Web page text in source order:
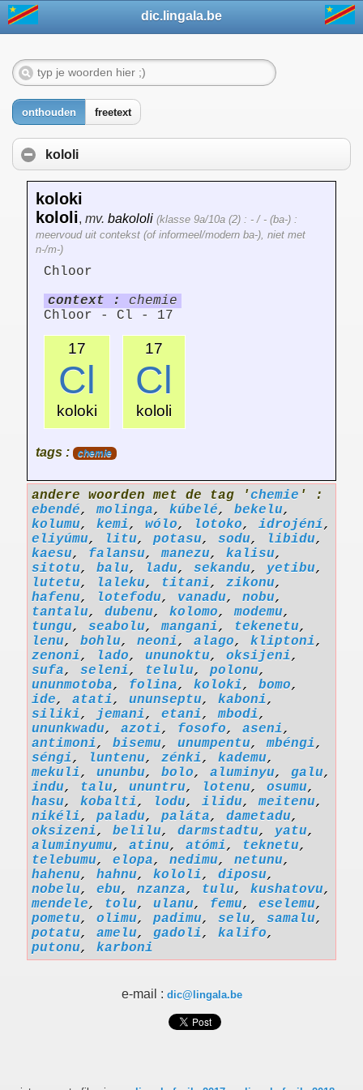
dic.lingala.be
onthouden freetext
kololi
koloki
kololi, mv. bakololi (klasse 9a/10a (2) : - / - (ba-) :
meervoud uit contekst (of informeel/modern ba-), niet met
n-/m-)
Chloor
context :
chemie
Chloor - Cl - 17
17
Cl
koloki
17
Cl
kololi
tags : chemie
andere woorden met de tag 'chemie ' :
ebendé,molinga, kúbelé, bekelu,
kolumu, kemi, wólo, lotoko, idrojéní,
eliyúmu, litu, potasu, sodu, libidu,
kaesu, falansu,manezu, kalisu,
sitotu, balu, ladu, sekandu, yetibu,
lutetu, laleku, titani, zikonu,
hafenu, lotefodu, vanadu, nobu,
tantalu, dubenu, kolomo,modemu,
tungu, seabolu,mangani, tekenetu,
lenu, bohlu, neoni, alago, kliptoni,
zenoni, lado, ununoktu, oksijeni,
sufa, seleni, telulu, polonu,
ununmotoba, folina, koloki, bomo,
ide, atati, ununseptu, kaboni,
siliki, jemani, etani,mbodi,
ununkwadu, azoti, fosofo, aseni,
antimoni, bisemu, unumpentu,mbéngi,
séngi, luntenu, zénki, kademu,
mekuli, ununbu, bolo, aluminyu, galu,
indu, talu, ununtru, lotenu, osumu,
hasu, kobalti, lodu, ilidu,meitenu,
nikéli, paladu, paláta, dametadu,
oksizeni, belilu, darmstadtu, yatu,
aluminyumu, atinu, atómi, teknetu,
telebumu, elopa, nedimu, netunu,
hahenu, hahnu, kololi, diposu,
nobelu, ebu, nzanza, tulu, kushatovu,
mendele, tolu, ulanu, femu, eselemu,
pometu, olimu, padimu, selu, samalu,
potatu, amelu, gadoli, kalifo,
putonu, karboni
e-mail : dic@lingala.be